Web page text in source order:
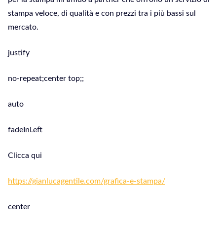
stampa veloce, di qualità e con prezzi tra i più bassi sul
mercato.
justify
no-repeat;center top;;
auto
fadeInLeft
Clicca qui
https://gianlucagentile.com/grafica-e-stampa/
center